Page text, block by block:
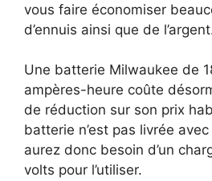
vous faire économiser
d’ennuis ainsi que de
Une batterie Milwaukee de
ampères-heure coûte
de réduction sur son prix
batterie n’est pas livrée
aurez donc besoin d’un
volts pour l’utiliser.